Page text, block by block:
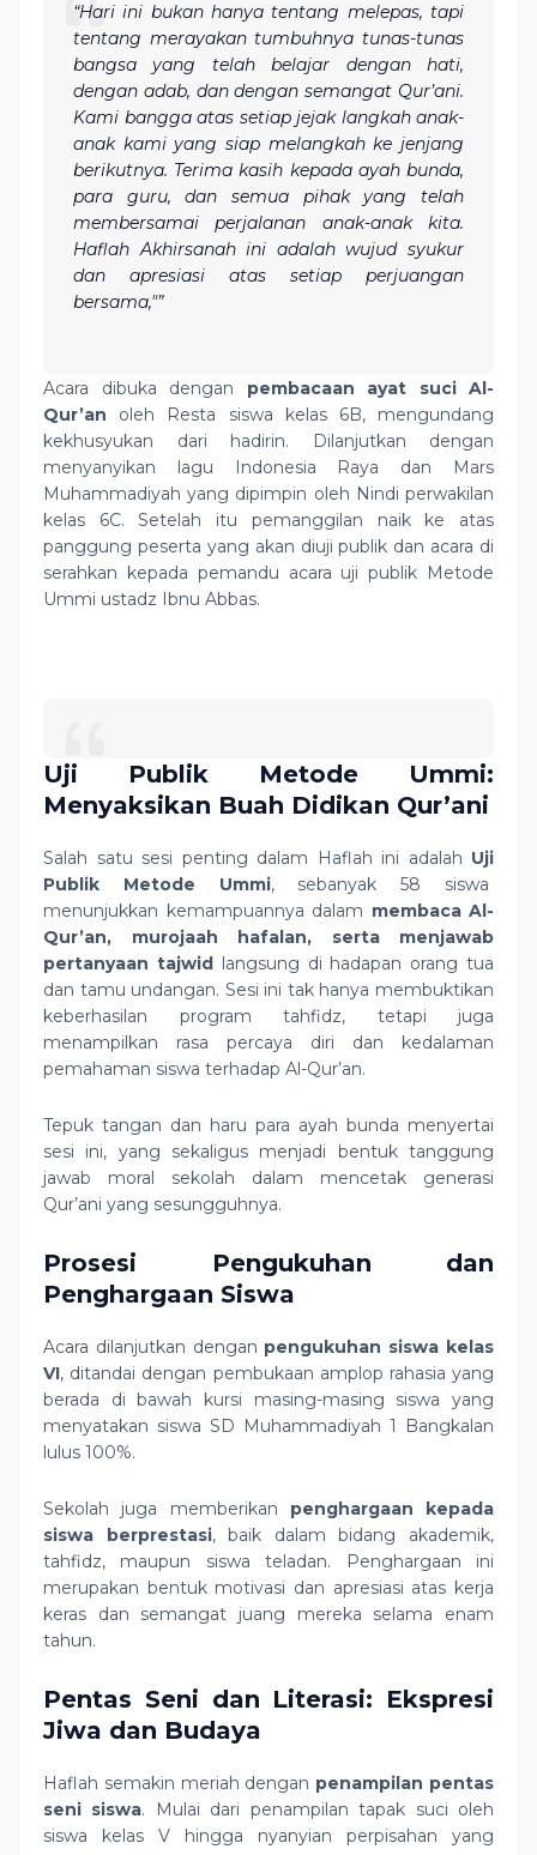
“Hari ini bukan hanya tentang melepas, tapi
tentang merayakan tumbuhnya tunas-tunas
bangsa yang telah belajar dengan hati,
dengan adab, dan dengan semangat Qur’ani.
Kami bangga atas setiap jejak langkah anak-
anak kami yang siap melangkah ke jenjang
berikutnya. Terima kasih kepada ayah bunda,
para guru, dan semua pihak yang telah
membersamai perjalanan anak-anak kita.
Haflah Akhirsanah ini adalah wujud syukur
dan apresiasi atas setiap perjuangan
bersama,"”
Acara dibuka dengan pembacaan ayat suci Al-
Qur’an oleh Resta siswa kelas 6B, mengundang
kekhusyukan dari hadirin. Dilanjutkan dengan
menyanyikan lagu Indonesia Raya dan Mars
Muhammadiyah yang dipimpin oleh Nindi perwakilan
kelas 6C. Setelah itu pemanggilan naik ke atas
panggung peserta yang akan diuji publik dan acara di
serahkan kepada pemandu acara uji publik Metode
Ummi ustadz Ibnu Abbas.
Uji Publik Metode Ummi:
Menyaksikan Buah Didikan Qur’ani
Salah satu sesi penting dalam Haflah ini adalah Uji
Publik Metode Ummi, sebanyak 58 siswa
menunjukkan kemampuannya dalam membaca Al-
Qur’an, murojaah hafalan, serta menjawab
pertanyaan tajwidlangsung di hadapan orang tua
dan tamu undangan. Sesi ini tak hanya membuktikan
keberhasilan program tahfidz, tetapi juga
menampilkan rasa percaya diri dan kedalaman
pemahaman siswa terhadap Al-Qur’an.
Tepuk tangan dan haru para ayah bunda menyertai
sesi ini, yang sekaligus menjadi bentuk tanggung
jawab moral sekolah dalam mencetak generasi
Qur’ani yang sesungguhnya.
Prosesi Pengukuhan dan
Penghargaan Siswa
Acara dilanjutkan dengan pengukuhan siswa kelas
VI, ditandai dengan pembukaan amplop rahasia yang
berada di bawah kursi masing-masing siswa yang
menyatakan siswa SD Muhammadiyah 1 Bangkalan
lulus 100%.
Sekolah juga memberikan penghargaan kepada
siswa berprestasi, baik dalam bidang akademik,
tahfidz, maupun siswa teladan. Penghargaan ini
merupakan bentuk motivasi dan apresiasi atas kerja
keras dan semangat juang mereka selama enam
tahun.
Pentas Seni dan Literasi: Ekspresi
Jiwa dan Budaya
Haflah semakin meriah dengan penampilan pentas
seni siswa. Mulai dari penampilan tapak suci oleh
siswa kelas V hingga nyanyian perpisahan yang